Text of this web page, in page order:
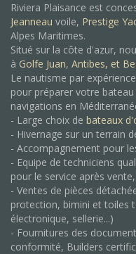
Riviera Plaisance est
Jeanneau voile, Prestige
Alpes Maritimes.
Situé sur la côte d'azur,
à Golfe Juan, Antibes, et
Le nautisme par
pour préparer votre
navigations en
- Large choix de bateaux
- Hivernage sur un terrain
- Accompagnement pour
- Equipe de techniciens
pour le service après
- Ventes de pièces
protection, bimini et toiles
électronique, sellerie...)
- Fournitures des
conformité, Builders